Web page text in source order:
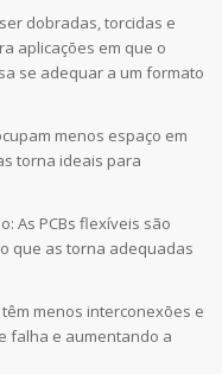
dobradas, torcidas e
aplicações em que o
se adequar a um formato
menos espaço em
torna ideais para
As PCBs flexíveis são
que as torna adequadas
menos interconexões e
falha e aumentando a